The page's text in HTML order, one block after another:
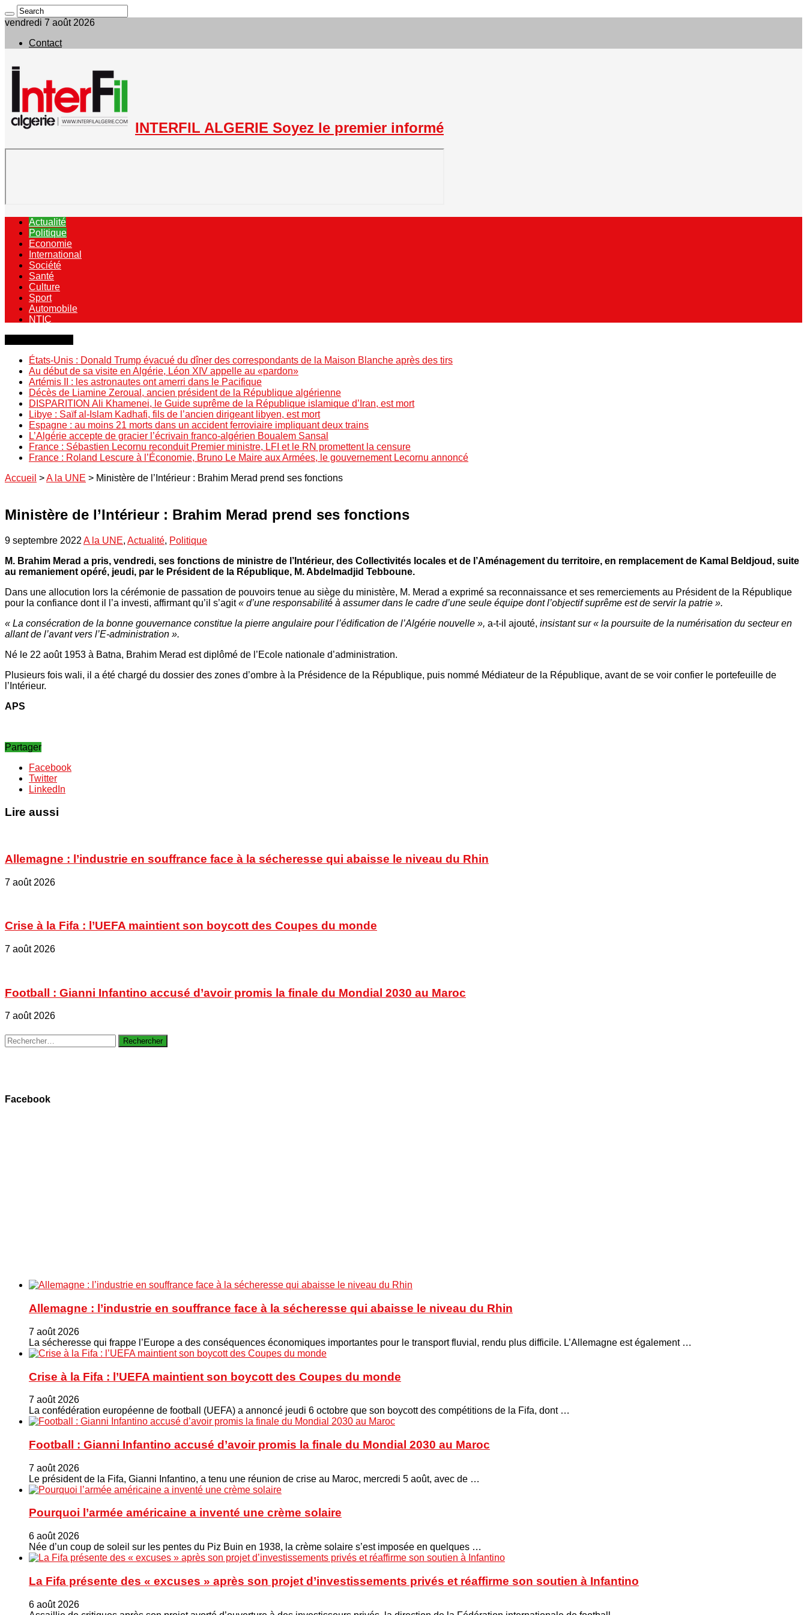
vendredi 7 août 2026
Contact
INTERFIL ALGERIE Soyez le premier informé
Actualité
Politique
Economie
International
Société
Santé
Culture
Sport
Automobile
NTIC
États-Unis : Donald Trump évacué du dîner des correspondants de la Maison Blanche après des tirs
Au début de sa visite en Algérie, Léon XIV appelle au «pardon»
Artémis II : les astronautes ont amerri dans le Pacifique
Décès de Liamine Zeroual, ancien président de la République algérienne
DISPARITION Ali Khamenei, le Guide suprême de la République islamique d’Iran, est mort
Libye : Saïf al-Islam Kadhafi, fils de l’ancien dirigeant libyen, est mort
Espagne : au moins 21 morts dans un accident ferroviaire impliquant deux trains
L’Algérie accepte de gracier l’écrivain franco-algérien Boualem Sansal
France : Sébastien Lecornu reconduit Premier ministre, LFI et le RN promettent la censure
France : Roland Lescure à l’Économie, Bruno Le Maire aux Armées, le gouvernement Lecornu annoncé
Accueil >A la UNE > Ministère de l’Intérieur : Brahim Merad prend ses fonctions
Ministère de l’Intérieur : Brahim Merad prend ses fonctions
9 septembre 2022 A la UNE, Actualité, Politique
M. Brahim Merad a pris, vendredi, ses fonctions de ministre de l’Intérieur, des Collectivités locales et de l’Aménagement du territoire, en remplacement de Kamal Beldjoud, suite
au remaniement opéré, jeudi, par le Président de la République, M. Abdelmadjid Tebboune.
Dans une allocution lors la cérémonie de passation de pouvoirs tenue au siège du ministère, M. Merad a exprimé sa reconnaissance et ses remerciements au Président de la République
pour la confiance dont il l’a investi, affirmant qu’il s’agit« d’une responsabilité à assumer dans le cadre d’une seule équipe dont l’objectif suprême est de servir la patrie ».
« La consécration de la bonne gouvernance constitue la pierre angulaire pour l’édification de l’Algérie nouvelle », a-t-il ajouté, insistant sur « la poursuite de la numérisation du secteur en
allant de l’avant vers l’E-administration ».
Né le 22 août 1953 à Batna, Brahim Merad est diplômé de l’Ecole nationale d’administration.
Plusieurs fois wali, il a été chargé du dossier des zones d’ombre à la Présidence de la République, puis nommé Médiateur de la République, avant de se voir confier le portefeuille de
l’Intérieur.
APS
Partager
Facebook
Twitter
LinkedIn
Lire aussi
Allemagne : l’industrie en souffrance face à la sécheresse qui abaisse le niveau du Rhin
7 août 2026
Crise à la Fifa : l’UEFA maintient son boycott des Coupes du monde
7 août 2026
Football : Gianni Infantino accusé d’avoir promis la finale du Mondial 2030 au Maroc
7 août 2026
Rechercher :
Facebook
Allemagne : l’industrie en souffrance face à la sécheresse qui abaisse le niveau du Rhin
7 août 2026
La sécheresse qui frappe l’Europe a des conséquences économiques importantes pour le transport fluvial, rendu plus difficile. L’Allemagne est également …
Crise à la Fifa : l’UEFA maintient son boycott des Coupes du monde
7 août 2026
La confédération européenne de football (UEFA) a annoncé jeudi 6 octobre que son boycott des compétitions de la Fifa, dont …
Football : Gianni Infantino accusé d’avoir promis la finale du Mondial 2030 au Maroc
7 août 2026
Le président de la Fifa, Gianni Infantino, a tenu une réunion de crise au Maroc, mercredi 5 août, avec de …
Pourquoi l’armée américaine a inventé une crème solaire
6 août 2026
Née d’un coup de soleil sur les pentes du Piz Buin en 1938, la crème solaire s’est imposée en quelques …
La Fifa présente des « excuses » après son projet d’investissements privés et réaffirme son soutien à Infantino
6 août 2026